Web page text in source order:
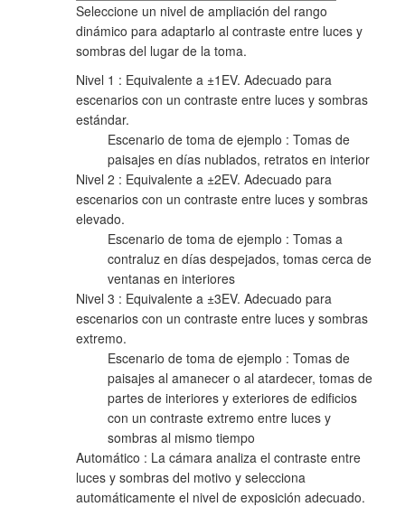
Seleccione un nivel de ampliación del rango
dinámico para adaptarlo al contraste entre luces y
sombras del lugar de la toma.
Nivel 1 : Equivalente a ±1EV. Adecuado para
escenarios con un contraste entre luces y sombras
estándar.
Escenario de toma de ejemplo : Tomas de
paisajes en días nublados, retratos en interior
Nivel 2 : Equivalente a ±2EV. Adecuado para
escenarios con un contraste entre luces y sombras
elevado.
Escenario de toma de ejemplo : Tomas a
contraluz en días despejados, tomas cerca de
ventanas en interiores
Nivel 3 : Equivalente a ±3EV. Adecuado para
escenarios con un contraste entre luces y sombras
extremo.
Escenario de toma de ejemplo : Tomas de
paisajes al amanecer o al atardecer, tomas de
partes de interiores y exteriores de edificios
con un contraste extremo entre luces y
sombras al mismo tiempo
Automático : La cámara analiza el contraste entre
luces y sombras del motivo y selecciona
automáticamente el nivel de exposición adecuado.